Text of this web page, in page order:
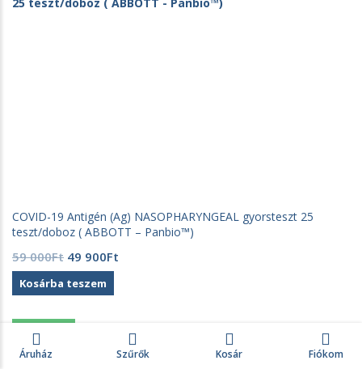
COVID-19 Antigén (Ag) NASOPHARYNGEAL gyorsteszt 25
teszt/doboz ( ABBOTT – Panbio™)
59 000Ft Original
price
was:
000Ft.
49 900Ft
Kosárba teszem
Áruház
Szűrők Kosár Fiókom